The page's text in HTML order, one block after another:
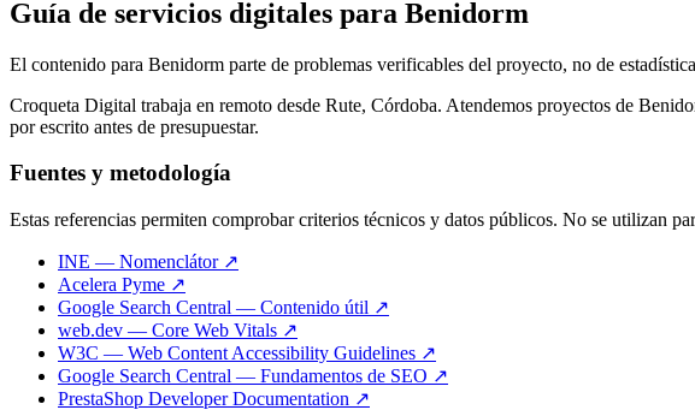
Guía de servicios digitales para Benidorm
El contenido para Benidorm parte de problemas verificables del proyecto, no de
Croqueta Digital trabaja en remoto desde Rute, Córdoba. Atendemos proyectos de
por escrito antes de presupuestar.
Fuentes y metodología
Estas referencias permiten comprobar criterios técnicos y datos públicos. No se utilizan
INE — Nomenclátor ↗
Acelera Pyme ↗
Google Search Central — Contenido útil ↗
web.dev — Core Web Vitals ↗
W3C — Web Content Accessibility Guidelines ↗
Google Search Central — Fundamentos de SEO ↗
PrestaShop Developer Documentation ↗